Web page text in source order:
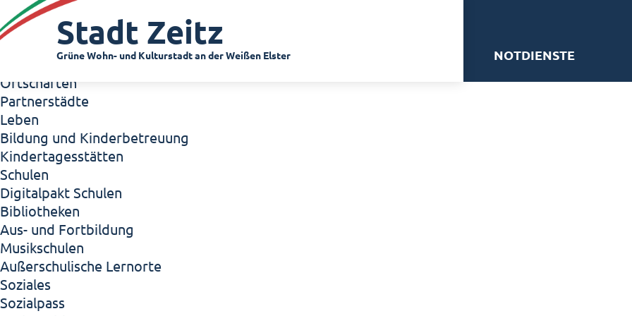
Zeitz - Die Kleinstadt
Willkommen in Zeitz!
Interview mit Oberbürgermeister Christian Thieme
Zeitz - Stadt der Zukunft
Ortschaften
Partnerstädte
Leben
Bildung und Kinderbetreuung
Kindertagesstätten
Schulen
Digitalpakt Schulen
Bibliotheken
Aus- und Fortbildung
Musikschulen
Außerschulische Lernorte
Soziales
Sozialpass
Stadt Zeitz
Grüne Wohn- und Kulturstadt an der Weißen Elster NOTDIENSTE